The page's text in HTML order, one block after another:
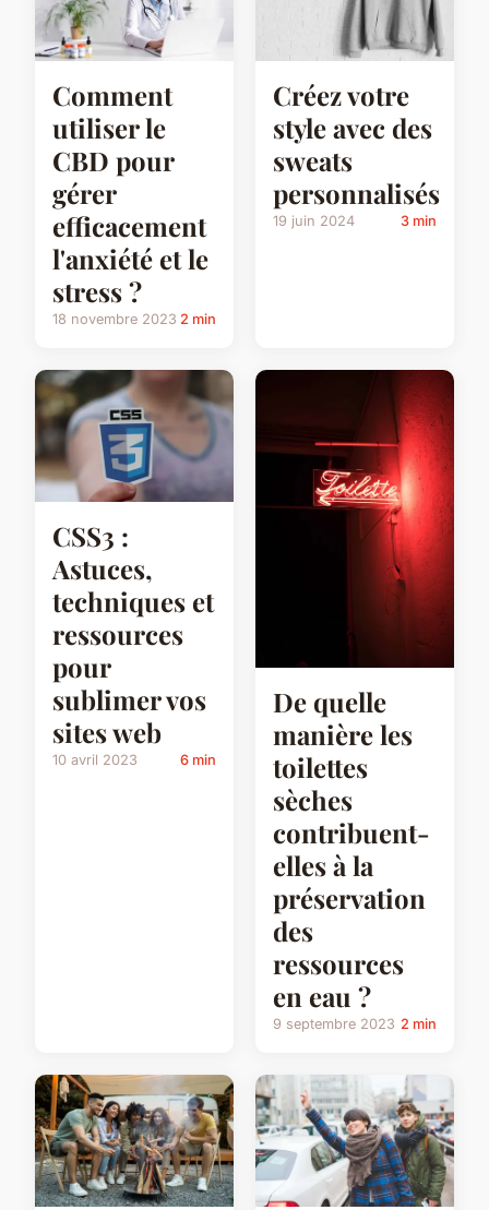
Comment
utiliser le
CBD pour
gérer
efficacement
l'anxiété et le
stress ?
18 novembre 2023 2 min
Créez votre
style avec des
sweats
personnalisés
19 juin 2024 3 min
CSS3 :
Astuces,
techniques et
ressources
pour
sublimer vos
sites web
10 avril 2023 6 min
De quelle
manière les
toilettes
sèches
contribuent-
elles à la
préservation
des
ressources
en eau ?
9 septembre 2023 2 min